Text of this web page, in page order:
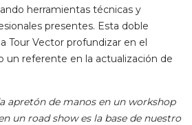
herramientas técnicas y
presentes. Esta doble
Tour Vector profundizar en el
un referente en la actualización de
apretón de manos en un workshop
un road show es la base de nuestro